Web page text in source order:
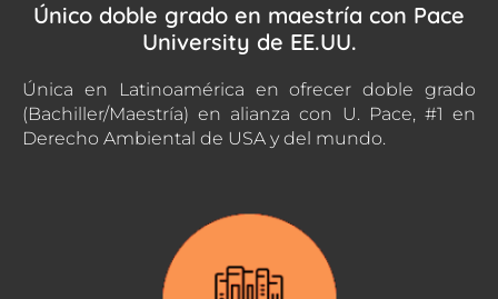
Único doble grado en maestría con Pace
University de EE.UU.
Única en Latinoamérica en ofrecer doble grado
(Bachiller/Maestría) en alianza con U. Pace, #1 en
Derecho Ambiental de USA y del mundo.